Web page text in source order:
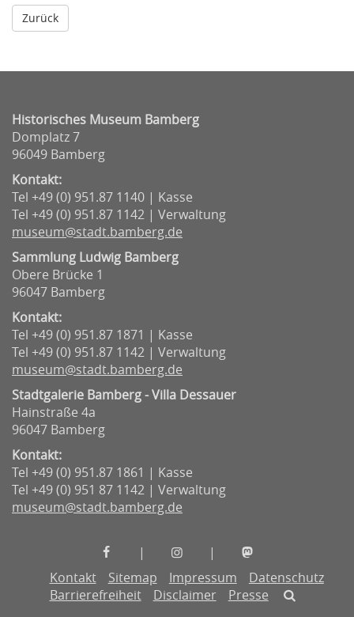
Historisches Museum Bamberg
Domplatz 7
96049 Bamberg
Kontakt:
Tel +49 (0) 951.87 1140 | Kasse
Tel +49 (0) 951.87 1142 | Verwaltung
museum@stadt.bamberg.de
Sammlung Ludwig Bamberg
Obere Brücke 1
96047 Bamberg
Kontakt:
Tel +49 (0) 951.87 1871 | Kasse
Tel +49 (0) 951.87 1142 | Verwaltung
museum@stadt.bamberg.de
Stadtgalerie Bamberg - Villa Dessauer
Hainstraße 4a
96047 Bamberg
Kontakt:
Tel +49 (0) 951.87 1861 | Kasse
Tel +49 (0) 951 87 1142 | Verwaltung
museum@stadt.bamberg.de
Museen
Stadt
Bamberg
|
Museen
Stadt
Bamberg
|
Stadt
Bamberg
Kontakt Sitemap Impressum
Datenschutz
Barrierefreiheit
Disclaimer Presse